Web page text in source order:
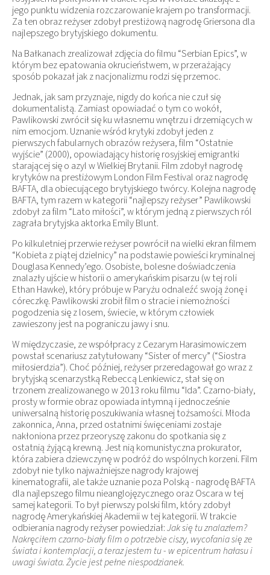
jego punktu widzenia rozczarowanie krajem po transformacji.
Za ten obraz reżyser zdobył prestiżową nagrodę Griersona dla
najlepszego brytyjskiego dokumentu.
Na Bałkanach zrealizował zdjęcia do filmu “Serbian Epics”, w
którym bez epatowania okrucieństwem, w przerażający
sposób pokazał jak z nacjonalizmu rodzi się przemoc.
Jednak, jak sam przyznaje, nigdy do końca nie czuł się
dokumentalistą. Zamiast opowiadać o tym co wokół,
Pawlikowski zwrócił się ku własnemu wnętrzu i drzemiących w
nim emocjom. Uznanie wśród krytyki zdobył jeden z
pierwszych fabularnych obrazów reżysera, film “Ostatnie
wyjście” (2000), opowiadający historię rosyjskiej emigrantki
starającej się o azyl w Wielkiej Brytanii. Film zdobył nagrodę
krytyków na prestiżowym London Film Festival oraz nagrodę
BAFTA, dla obiecującego brytyjskiego twórcy. Kolejna nagrodę
BAFTA, tym razem w kategorii “najlepszy reżyser” Pawlikowski
zdobył za film “Lato miłości”, w którym jedną z pierwszych ról
zagrała brytyjska aktorka Emily Blunt.
Po kilkuletniej przerwie reżyser powrócił na wielki ekran filmem
“Kobieta z piątej dzielnicy” na podstawie powieści kryminalnej
Douglasa Kennedy’ego. Osobiste, bolesne doświadczenia
znalazły ujście w historii o amerykańskim pisarzu (w tej roli
Ethan Hawke), który próbuje w Paryżu odnaleźć swoją żonę i
córeczkę. Pawlikowski zrobił film o stracie i niemożności
pogodzenia się z losem, świecie, w którym człowiek
zawieszony jest na pograniczu jawy i snu.
W międzyczasie, ze współpracy z Cezarym Harasimowiczem
powstał scenariusz zatytułowany “Sister of mercy” (“Siostra
miłosierdzia”). Choć później, reżyser przeredagował go wraz z
brytyjską scenarzystką Rebeccą Lenkiewicz, stał się on
trzonem zrealizowanego w 2013 roku filmu “Ida”. Czarno-biały,
prosty w formie obraz opowiada intymną i jednocześnie
uniwersalną historię poszukiwania własnej tożsamości. Młoda
zakonnica, Anna, przed ostatnimi święceniami zostaje
nakłoniona przez przeoryszę zakonu do spotkania się z
ostatnią żyjącą krewną. Jest nią komunistyczna prokurator,
która zabiera dziewczynę w podróż do wspólnych korzeni. Film
zdobył nie tylko najważniejsze nagrody krajowej
kinematografii, ale także uznanie poza Polską - nagrodę BAFTA
dla najlepszego filmu nieanglojęzycznego oraz Oscara w tej
samej kategorii. To był pierwszy polski film, który zdobył
nagrodę Amerykańskiej Akademii w tej kategorii. W trakcie
odbierania nagrody reżyser powiedział:Jak się tu znalazłem?
Nakręciłem czarno-biały film o potrzebie ciszy, wycofania się ze
świata i kontemplacji, a teraz jestem tu - w epicentrum hałasu i
uwagi świata. Życie jest pełne niespodzianek.